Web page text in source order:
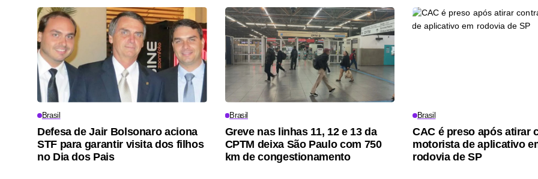
Brasil
Defesa de Jair Bolsonaro aciona
STF para garantir visita dos filhos
no Dia dos Pais
Brasil
Greve nas linhas 11, 12 e 13 da
CPTM deixa São Paulo com 750
km de congestionamento
Brasil
CAC é preso após atirar
motorista de aplicativo
rodovia de SP